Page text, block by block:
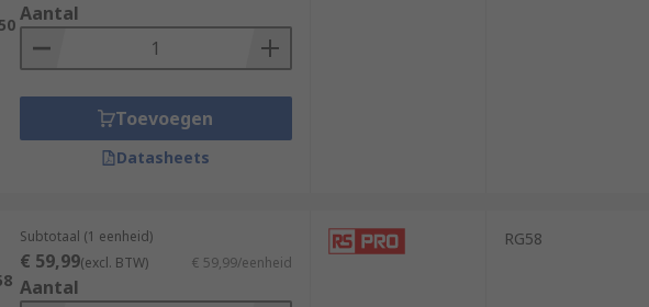
Aantal
Toevoegen
Datasheets
Subtotaal (1 eenheid)
€ 59,99(excl. BTW) € 59,99/eenheid
Aantal
RG58